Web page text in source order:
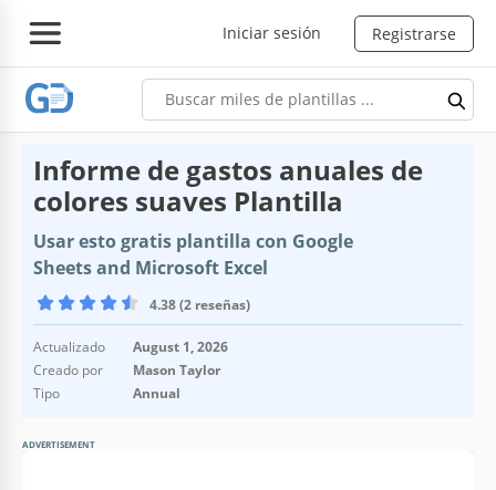
Iniciar sesión Registrarse
Informe de gastos anuales de
colores suaves Plantilla
Usar esto gratis plantilla con Google
Sheets and Microsoft Excel
4.38 (2 reseñas)
Actualizado
August 1, 2026
Creado por
Mason Taylor
Tipo
Annual
ADVERTISEMENT